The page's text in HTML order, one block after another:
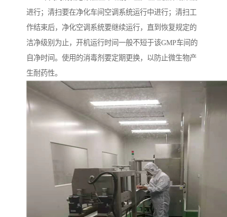
进行；清扫要在净化车间空调系统运行中进行；清扫工
作结束后，净化空调系统要继续运行，直到恢复规定的
洁净级别为止，开机运行时间一般不短于该GMP车间的
自净时间。使用的消毒剂要定期更换，以防止微生物产
生耐药性。